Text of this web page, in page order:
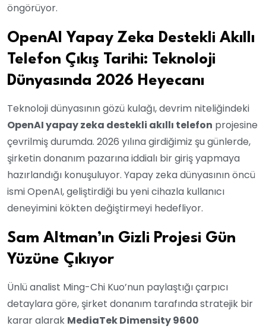
öngörüyor.
OpenAI Yapay Zeka Destekli Akıllı
Telefon Çıkış Tarihi: Teknoloji
Dünyasında 2026 Heyecanı
Teknoloji dünyasının gözü kulağı, devrim niteliğindeki
OpenAI yapay zeka destekli akıllı telefon projesine
çevrilmiş durumda. 2026 yılına girdiğimiz şu günlerde,
şirketin donanım pazarına iddialı bir giriş yapmaya
hazırlandığı konuşuluyor. Yapay zeka dünyasının öncü
ismi OpenAI, geliştirdiği bu yeni cihazla kullanıcı
deneyimini kökten değiştirmeyi hedefliyor.
Sam Altman’ın Gizli Projesi Gün
Yüzüne Çıkıyor
Ünlü analist Ming-Chi Kuo’nun paylaştığı çarpıcı
detaylara göre, şirket donanım tarafında stratejik bir
karar alarak MediaTek Dimensity 9600